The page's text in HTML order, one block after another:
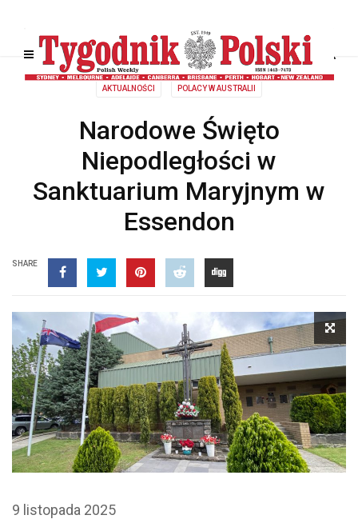
AKTUALNOŚCI POLACY W AUSTRALII
Narodowe Święto
Niepodległości w
Sanktuarium Maryjnym w
Essendon
SHARE
9 listopada 2025